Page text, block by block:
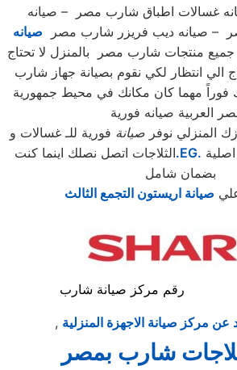
غسالات اطباق شارب مصر – صيانه
– صيانه ديب فريزر شارب مصر صيانه
جميع منتجات شارب مصر بالمنزل لا تحتاج
الي انتظار لكي نقوم بصيانة جهاز شارب
فوراً مهما كان مكانك في محيط جمهورية
المنزلي نوفرصيانة فورية للـ غسالات و
الثلاجات اتصل نصلك اينما كنت.EG.
بضمان شامل
صيانة اريستون التجمع الثالث
رقم مركز صيانة شارب
, عن مركز صيانة الاجهزة المنزلية
شارب بمصر